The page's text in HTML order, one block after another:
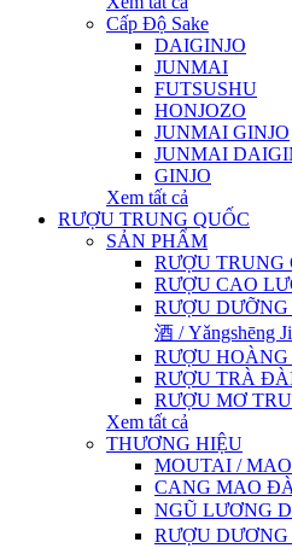
Cấp Độ Sake
DAIGINJO
JUNMAI
FUTSUSHU
HONJOZO
JUNMAI GINJO
JUNMAI
GINJO
Xem tất cả
RƯỢU TRUNG QUỐC
SẢN PHẨM
RƯỢU TRUNG
RƯỢU CAO
RƯỢU
酒 / Yǎngshēng
RƯỢU
RƯỢU TRÀ
RƯỢU MƠ
Xem tất cả
THƯƠNG HIỆU
MOUTAI /
CANG MAO
NGŨ LƯƠNG
RƯỢU DƯƠNG